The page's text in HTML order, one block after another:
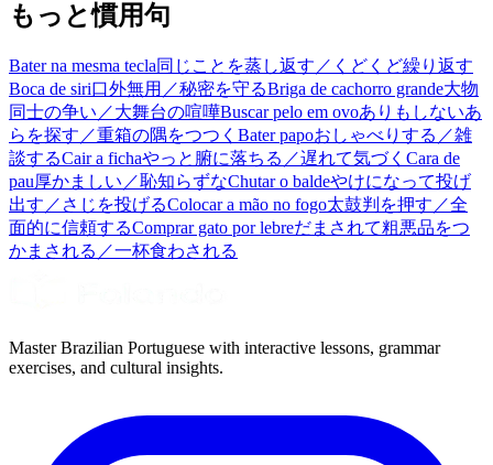
もっと慣用句
Bater na mesma tecla同じことを蒸し返す／くどくど繰り返す
Boca de siri口外無用／秘密を守るBriga de cachorro grande大物
同士の争い／大舞台の喧嘩Buscar pelo em ovoありもしないあ
らを探す／重箱の隅をつつく Bater papoおしゃべりする／雑
談するCair a fichaやっと腑に落ちる／遅れて気づく Cara de
pau厚かましい／恥知らずなChutar o baldeやけになって投げ
出す／さじを投げるColocar a mão no fogo太鼓判を押す／全
面的に信頼するComprar gato por lebreだまされて粗悪品をつ
かまされる／一杯食わされる
Master Brazilian Portuguese with interactive lessons, grammar
exercises, and cultural insights.